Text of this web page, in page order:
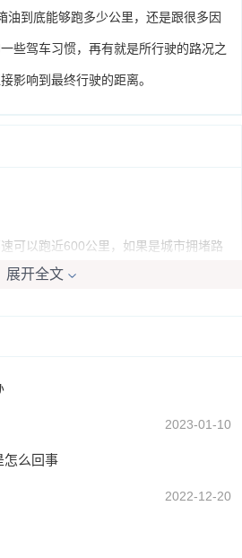
油到底能够跑多少公里，还是跟很多因
些驾车习惯，再有就是所行驶的路况之
影响到最终行驶的距离。
可以跑近600公里，如果是城市拥堵路
展开全文
2023-01-10
怎么回事
2022-12-20